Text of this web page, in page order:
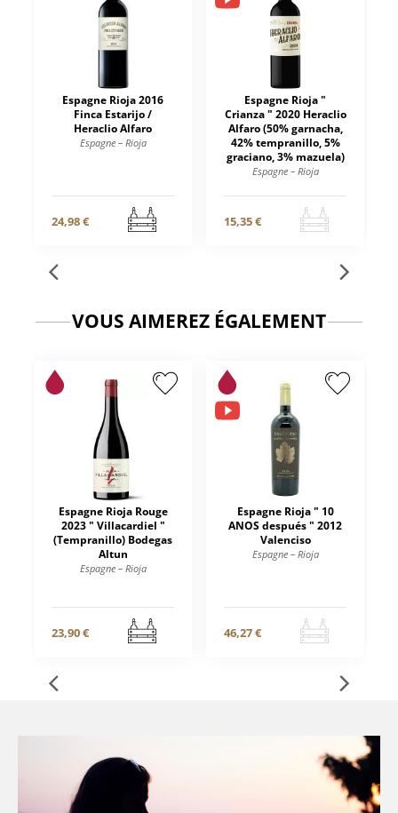
Espagne Rioja 2016
Finca Estarijo /
Heraclio Alfaro
Espagne – Rioja
24,98 €
Espagne Rioja "
Crianza " 2020 Heraclio
Alfaro (50% garnacha,
42% tempranillo, 5%
graciano, 3% mazuela)
Espagne – Rioja
15,35 €
VOUS AIMEREZ ÉGALEMENT
Espagne Rioja Rouge
2023 " Villacardiel "
(Tempranillo) Bodegas
Altun
Espagne – Rioja
23,90 €
Espagne Rioja " 10
ANOS después " 2012
Valenciso
Espagne – Rioja
46,27 €